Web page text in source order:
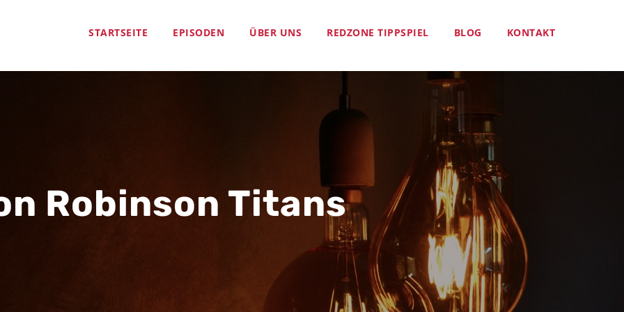
STARTSEITE EPISODEN ÜBER UNS REDZONE TIPPSPIEL BLOG KONTAKT
Robinson Titans